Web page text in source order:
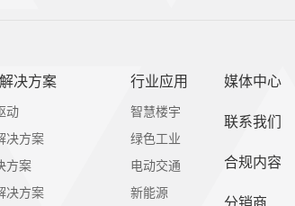
决方案
动
决方案
方案
决方案
行业应用
智慧楼宇
绿色工业
电动交通
新能源
媒体中心
联系我们
合规内容